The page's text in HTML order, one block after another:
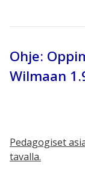
Ohje:
Wilmaan
Pedagogiset
tavalla.